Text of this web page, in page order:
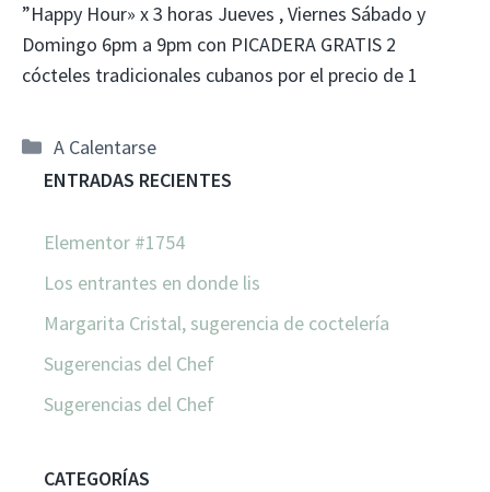
”Happy Hour» x 3 horas Jueves , Viernes Sábado y
Domingo 6pm a 9pm con PICADERA GRATIS 2
cócteles tradicionales cubanos por el precio de 1
A Calentarse
ENTRADAS RECIENTES
Elementor #1754
Los entrantes en donde lis
Margarita Cristal, sugerencia de coctelería
Sugerencias del Chef
Sugerencias del Chef
CATEGORÍAS